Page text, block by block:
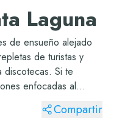
Laguna
de ensueño alejado
de turistas y
discotecas. Si te
enfocadas al
encontrarás...
Compartir